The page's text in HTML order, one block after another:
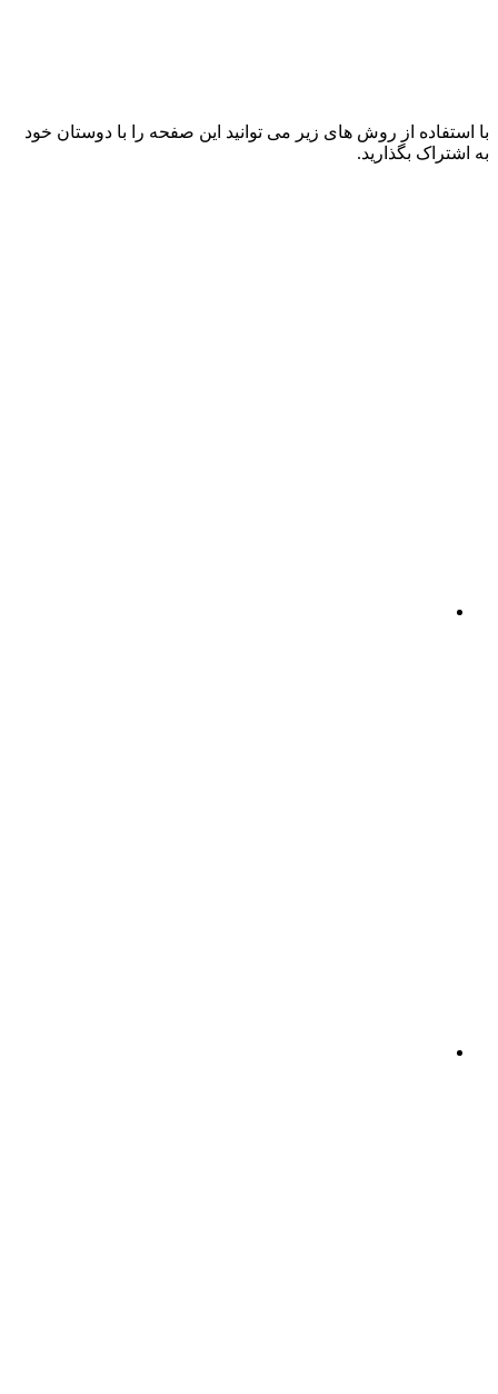
با استفاده از روش های زیر می توانید این صفحه را با دوستان خود
به اشتراک بگذارید.